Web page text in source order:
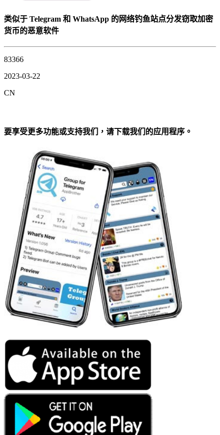
类似于 Telegram 和 WhatsApp 的网络钓鱼站点分发窃取加密
货币的恶意软件
83366
2023-03-22
CN
要享受更多功能或支持我们，请下载我们的应用程序。